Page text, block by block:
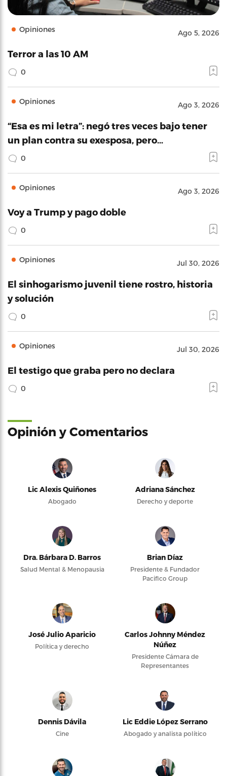
Opiniones Ago 5, 2026
Terror a las 10 AM
0
Opiniones Ago 3, 2026
“Esa es mi letra”: negó tres veces bajo tener
un plan contra su exesposa, pero…
0
Opiniones Ago 3, 2026
Voy a Trump y pago doble
0
Opiniones Jul 30, 2026
El sinhogarismo juvenil tiene rostro, historia
y solución
0
Opiniones Jul 30, 2026
El testigo que graba pero no declara
0
Opinión y Comentarios
Lic Alexis Quiñones
Abogado
Adriana Sánchez
Derecho y deporte
Dra. Bárbara D. Barros
Salud Mental & Menopausia
Brian Díaz
Presidente & Fundador
Pacifico Group
José Julio Aparicio
Política y derecho
Carlos Johnny Méndez
Núñez
Presidente Cámara de
Representantes
Dennis Dávila
Cine
Lic Eddie López Serrano
Abogado y analista político